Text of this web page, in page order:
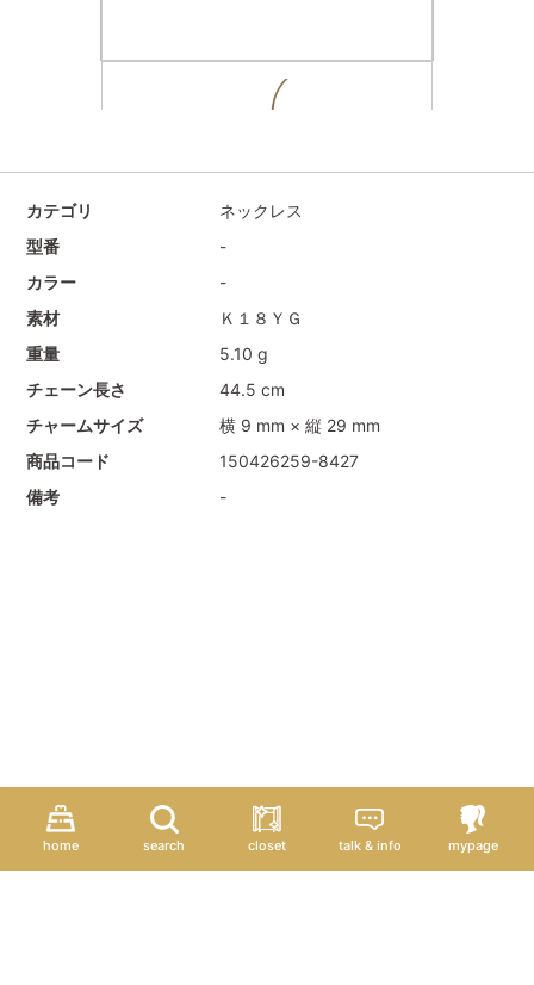
カテゴリ
ネックレス
型番
-
カラー
-
素材
Ｋ１８ＹＧ
重量
5.10 g
チェーン長さ
44.5 cm
チャームサイズ
横 9 mm × 縦 29 mm
商品コード
150426259-8427
備考
-
home search closet talk & info mypage